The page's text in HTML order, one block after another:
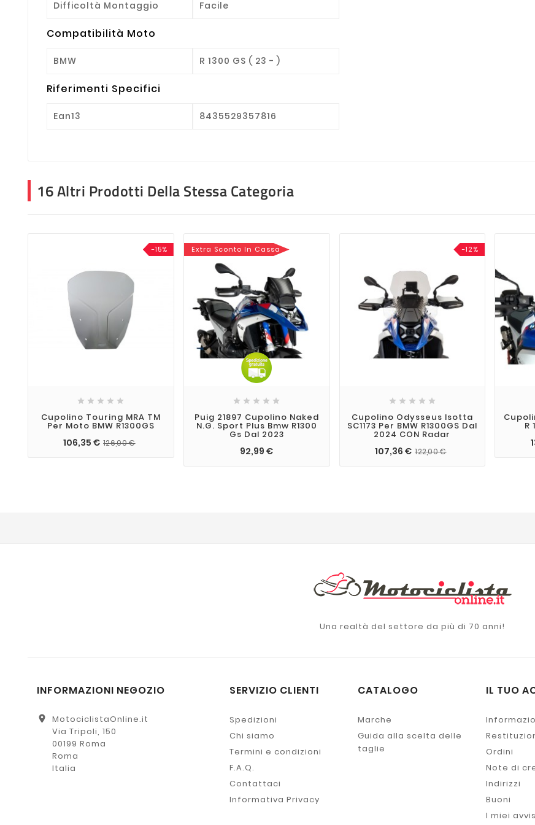
Difficoltà Montaggio Facile
Compatibilità Moto
BMW R 1300 GS ( 23 - )
Riferimenti Specifici
Ean13 8435529357816
16 Altri Prodotti Della Stessa Categoria
-15%
    
Cupolino Touring MRA TM
Per Moto BMW R1300GS
106,35 € 126,00 €
Extra Sconto In Cassa
    
Puig 21897 Cupolino Naked
N.G. Sport Plus Bmw R1300
Gs Dal 2023
92,99 €
-12%
    
Cupolino Odysseus Isotta
SC1173 Per BMW R1300GS Dal
2024 CON Radar
107,36 € 122,00 €
R
Una realtà del settore da più di 70 anni!
INFORMAZIONI NEGOZIO
location_on
MotociclistaOnline.it
Via Tripoli, 150
00199 Roma
Roma
Italia
SERVIZIO CLIENTI
Spedizioni
Chi siamo
Termini e condizioni
F.A.Q.
Contattaci
Informativa Privacy
CATALOGO
Marche
Guida alla scelta delle
taglie
IL TUO
Ordini
Note di
Indirizzi
Buoni
I miei